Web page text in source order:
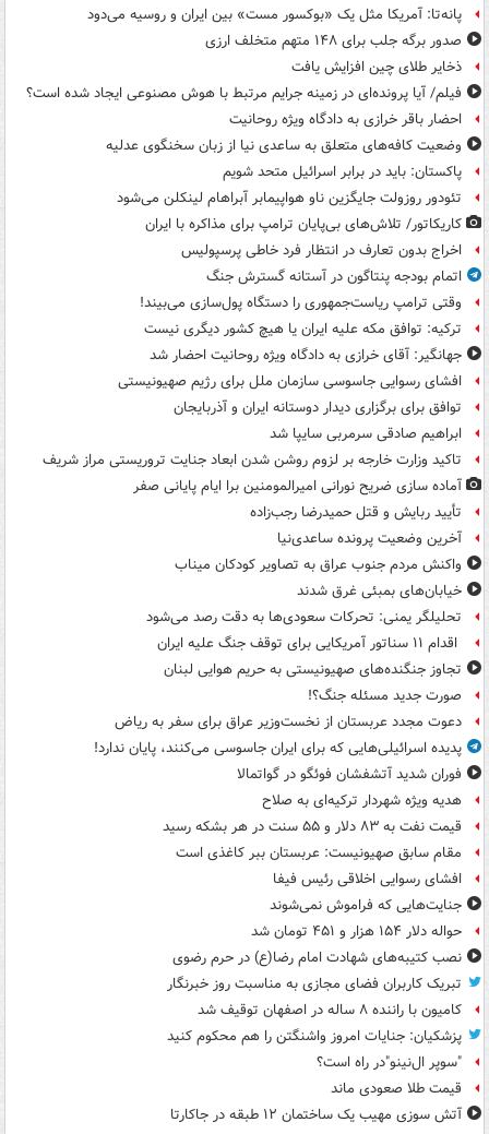
پانه‌تا: آمریکا مثل یک «بوکسور مست» بین ایران و روسیه می‌دود
صدور برگه جلب برای ۱۴۸ متهم متخلف ارزی
ذخایر طلای چین افزایش یافت
فیلم/ آیا پرونده‌ای در زمینه جرایم مرتبط با هوش مصنوعی ایجاد شده است؟
احضار باقر خرازی به دادگاه ویژه روحانیت
وضعیت کافه‌های متعلق به ساعدی نیا از زبان سخنگوی عدلیه
پاکستان: باید در برابر اسرائیل متحد شویم
تئودور روزولت جایگزین ناو هواپیمابر آبراهام لینکلن می‌شود
کاریکاتور/ تلاش‌های بی‌پایان ترامپ برای مذاکره با ایران
اخراج بدون تعارف در انتظار فرد خاطی پرسپولیس
اتمام بودجه پنتاگون در آستانه گسترش جنگ
وقتی ترامپ ریاست‌جمهوری را دستگاه پول‌سازی می‌بیند!
ترکیه: توافق مکه علیه ایران یا هیچ کشور دیگری نیست
جهانگیر: آقای خرازی به دادگاه ویژه روحانیت احضار شد
افشای رسوایی جاسوسی سازمان ملل برای رژیم صهیونیستی
توافق برای برگزاری دیدار دوستانه ایران و آذربایجان
ابراهیم صادقی سرمربی سایپا شد
تاکید وزارت خارجه بر لزوم روشن شدن ابعاد جنایت تروریستی مراز شریف
آماده سازی ضریح نورانی امیرالمومنین برا ایام پایانی صفر
تأیید ربایش و قتل حمیدرضا رجب‌زاده
آخرین وضعیت پرونده ساعدی‌نیا
واکنش مردم جنوب عراق به تصاویر کودکان میناب
خیابان‌های بمبئی غرق شدند
تحلیلگر یمنی: تحرکات سعودی‌ها به دقت رصد می‌شود
اقدام ۱۱ سناتور آمریکایی برای توقف جنگ علیه ایران
تجاوز جنگنده‌های صهیونیستی به حریم هوایی لبنان
صورت جدید مسئله جنگ؟!
دعوت مجدد عربستان از نخست‌وزیر عراق برای سفر به ریاض
پدیده اسرائیلی‌هایی که برای ایران جاسوسی می‌کنند، پایان ندارد!
فوران شدید آتشفشان فوئگو در گواتمالا
هدیه ویژه شهردار ترکیه‌ای به صلاح
قیمت نفت به ۸۳ دلار و ۵۵ سنت در هر بشکه رسید
مقام سابق صهیونیست: عربستان ببر کاغذی است
افشای رسوایی اخلاقی رئیس فیفا
جنایت‌هایی که فراموش نمی‌شوند
حواله دلار ۱۵۴ هزار و ۴۵۱ تومان شد
نصب کتیبه‌های شهادت امام رضا(ع) در حرم رضوی
تبریک کاربران فضای مجازی به مناسبت روز خبرنگار
کامیون با راننده ۸ ساله در اصفهان توقیف شد
پزشکیان: جنایات امروز واشنگتن را هم محکوم کنید
"سوپر ال‌نینو"در راه است؟
قیمت طلا صعودی ماند
آتش سوزی مهیب یک ساختمان ۱۲ طبقه در جاکارتا